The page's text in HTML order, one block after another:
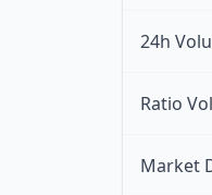
24h
Ratio
Market